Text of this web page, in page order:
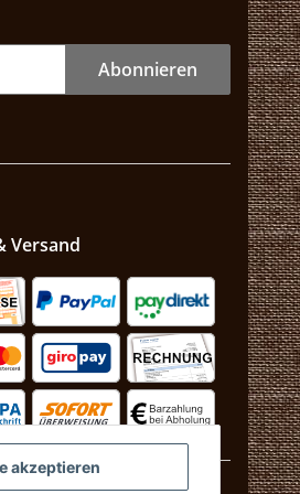
Abonnieren
Versand
akzeptieren